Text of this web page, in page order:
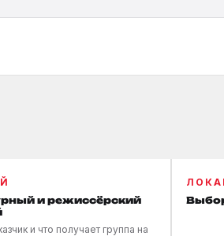
и режиссёрский
и что получает группа на